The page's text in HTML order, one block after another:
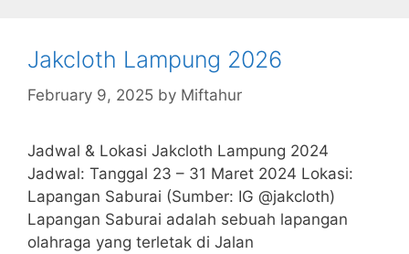
Jakcloth Lampung 2026
February 9, 2025 by Miftahur
Jadwal & Lokasi Jakcloth Lampung 2024
Jadwal: Tanggal 23 – 31 Maret 2024 Lokasi:
Lapangan Saburai (Sumber: IG @jakcloth)
Lapangan Saburai adalah sebuah lapangan
olahraga yang terletak di Jalan